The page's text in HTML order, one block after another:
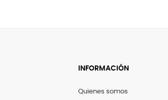
INFORMACIÓN
Quienes somos